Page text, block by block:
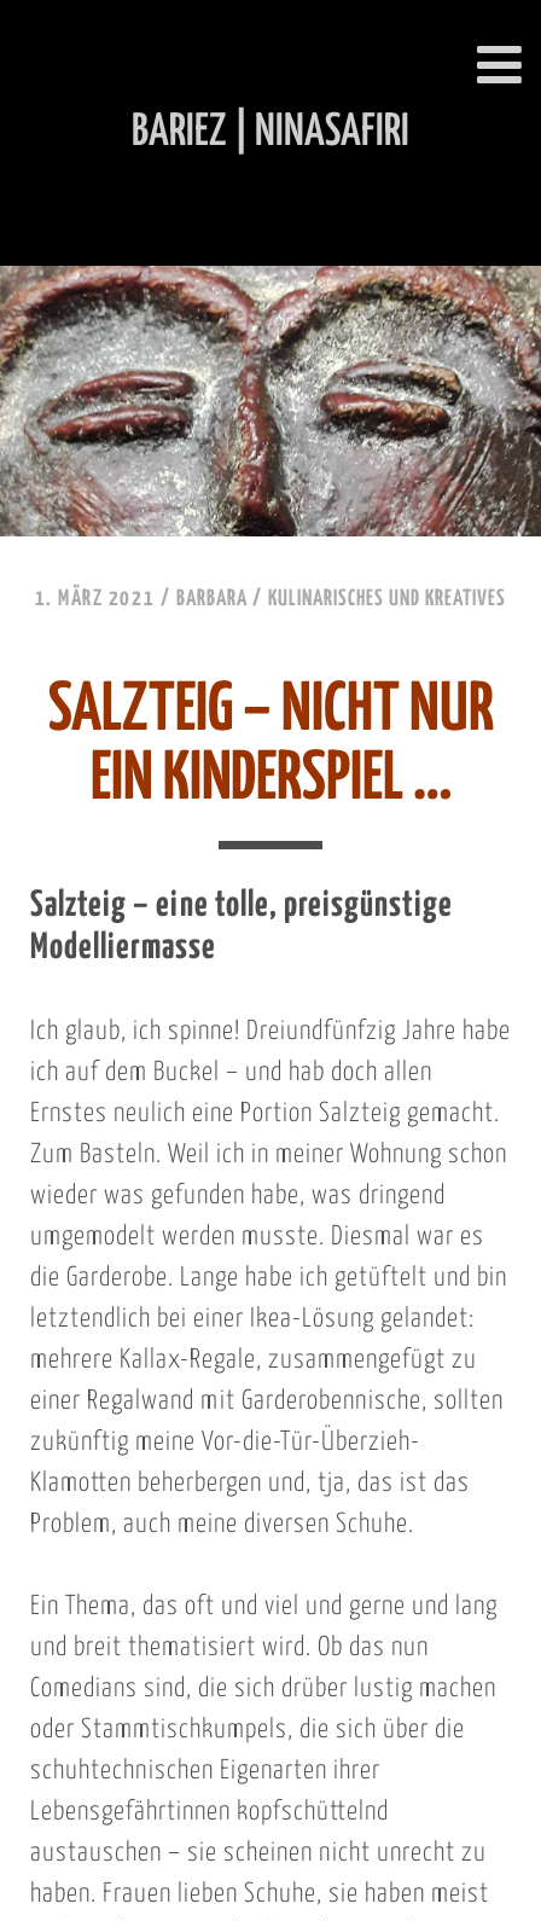
1. MÄRZ 2021 / BARBARA / KULINARISCHES UND KREATIVES
SALZTEIG – NICHT NUR
EIN KINDERSPIEL …
Salzteig – eine tolle, preisgünstige
Modelliermasse
Ich glaub, ich spinne! Dreiundfünfzig Jahre habe
ich auf dem Buckel – und hab doch allen
Ernstes neulich eine Portion Salzteig gemacht.
Zum Basteln. Weil ich in meiner Wohnung schon
wieder was gefunden habe, was dringend
umgemodelt werden musste. Diesmal war es
die Garderobe. Lange habe ich getüftelt und bin
letztendlich bei einer Ikea-Lösung gelandet:
mehrere Kallax-Regale, zusammengefügt zu
einer Regalwand mit Garderobennische, sollten
zukünftig meine Vor-die-Tür-Überzieh-
Klamotten beherbergen und, tja, das ist das
Problem, auch meine diversen Schuhe.
Ein Thema, das oft und viel und gerne und lang
und breit thematisiert wird. Ob das nun
Comedians sind, die sich drüber lustig machen
oder Stammtischkumpels, die sich über die
schuhtechnischen Eigenarten ihrer
Lebensgefährtinnen kopfschüttelnd
austauschen – sie scheinen nicht unrecht zu
haben. Frauen lieben Schuhe, sie haben meist
BARIEZ | NINASAFIRI